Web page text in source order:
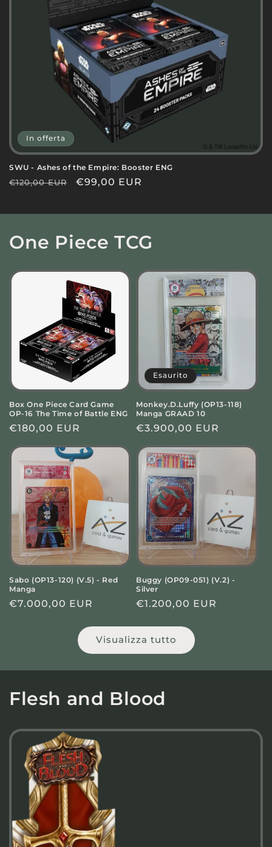
In offerta
SWU - Ashes of the Empire: Booster ENG
Prezzo
listino
€120,00 EUR
Prezzo
€99,00 EUR
One Piece TCG
Box One Piece Card Game
OP-16 The Time of Battle ENG
Prezzo
listino
€180,00 EUR
Esaurito
Monkey.D.Luffy (OP13-118)
Manga GRAAD 10
Prezzo
listino
€3.900,00 EUR
Sabo (OP13-120) (V.5) - Red
Manga
Prezzo
€7.000,00 EUR
Buggy (OP09-051) (V.2) -
Silver
Prezzo
€1.200,00 EUR
Visualizza tutto
Flesh and Blood